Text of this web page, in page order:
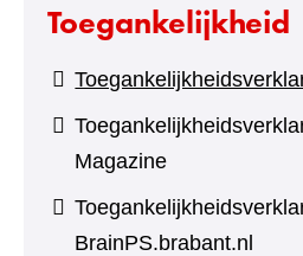
Toegankelijkheid
Magazine
BrainPS.brabant.nl